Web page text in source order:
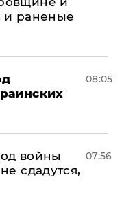
и раненые
08:05
войны
сдадутся,
07:56